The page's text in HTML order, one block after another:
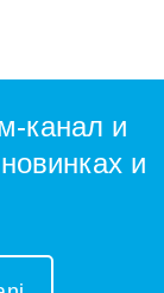
канал и
и